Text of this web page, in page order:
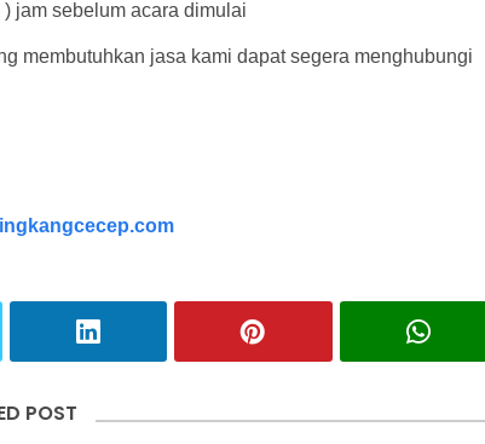
jam sebelum acara dimulai
membutuhkan jasa kami dapat segera menghubungi
POST